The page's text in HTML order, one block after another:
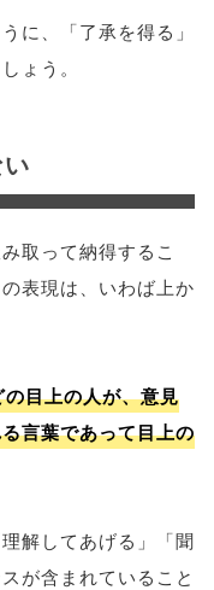
に、「了承を得る」
ょう。
取って納得するこ
表現は、いわば上か
目上の人が、意見
言葉であって目上の
解してあげる」「聞
が含まれていること